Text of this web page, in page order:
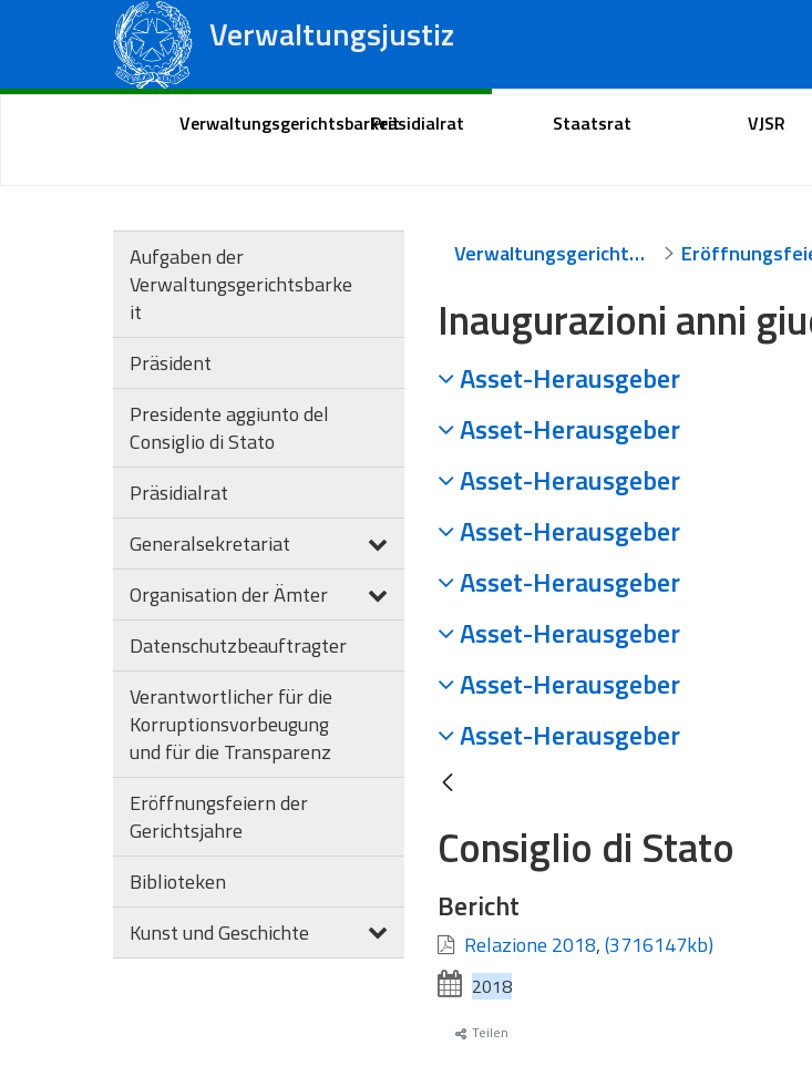
Verwaltungsjustiz
Regionale Verwaltungsgerichte
Portal des Bürgers Anwaltsportal
VerwaltungsgerichtsbarkeitPräsidialrat Staatsrat VJSR
Aufgaben der
Verwaltungsgerichtsbarke
it
Präsident
Presidente aggiunto del
Consiglio di Stato
Präsidialrat
Generalsekretariat
Organisation der Ämter
Datenschutzbeauftragter
Verantwortlicher für die
Korruptionsvorbeugung
und für die Transparenz
Eröffnungsfeiern der
Gerichtsjahre
Biblioteken
Kunst und Geschichte
Verwaltungsgerichtsbarkeit
Inaugurazioni anni
Asset-Herausgeber
Asset-Herausgeber
Asset-Herausgeber
Asset-Herausgeber
Asset-Herausgeber
Asset-Herausgeber
Asset-Herausgeber
Asset-Herausgeber
Consiglio di Stato
Bericht
Relazione 2018,(3716147kb)
2018
Teilen